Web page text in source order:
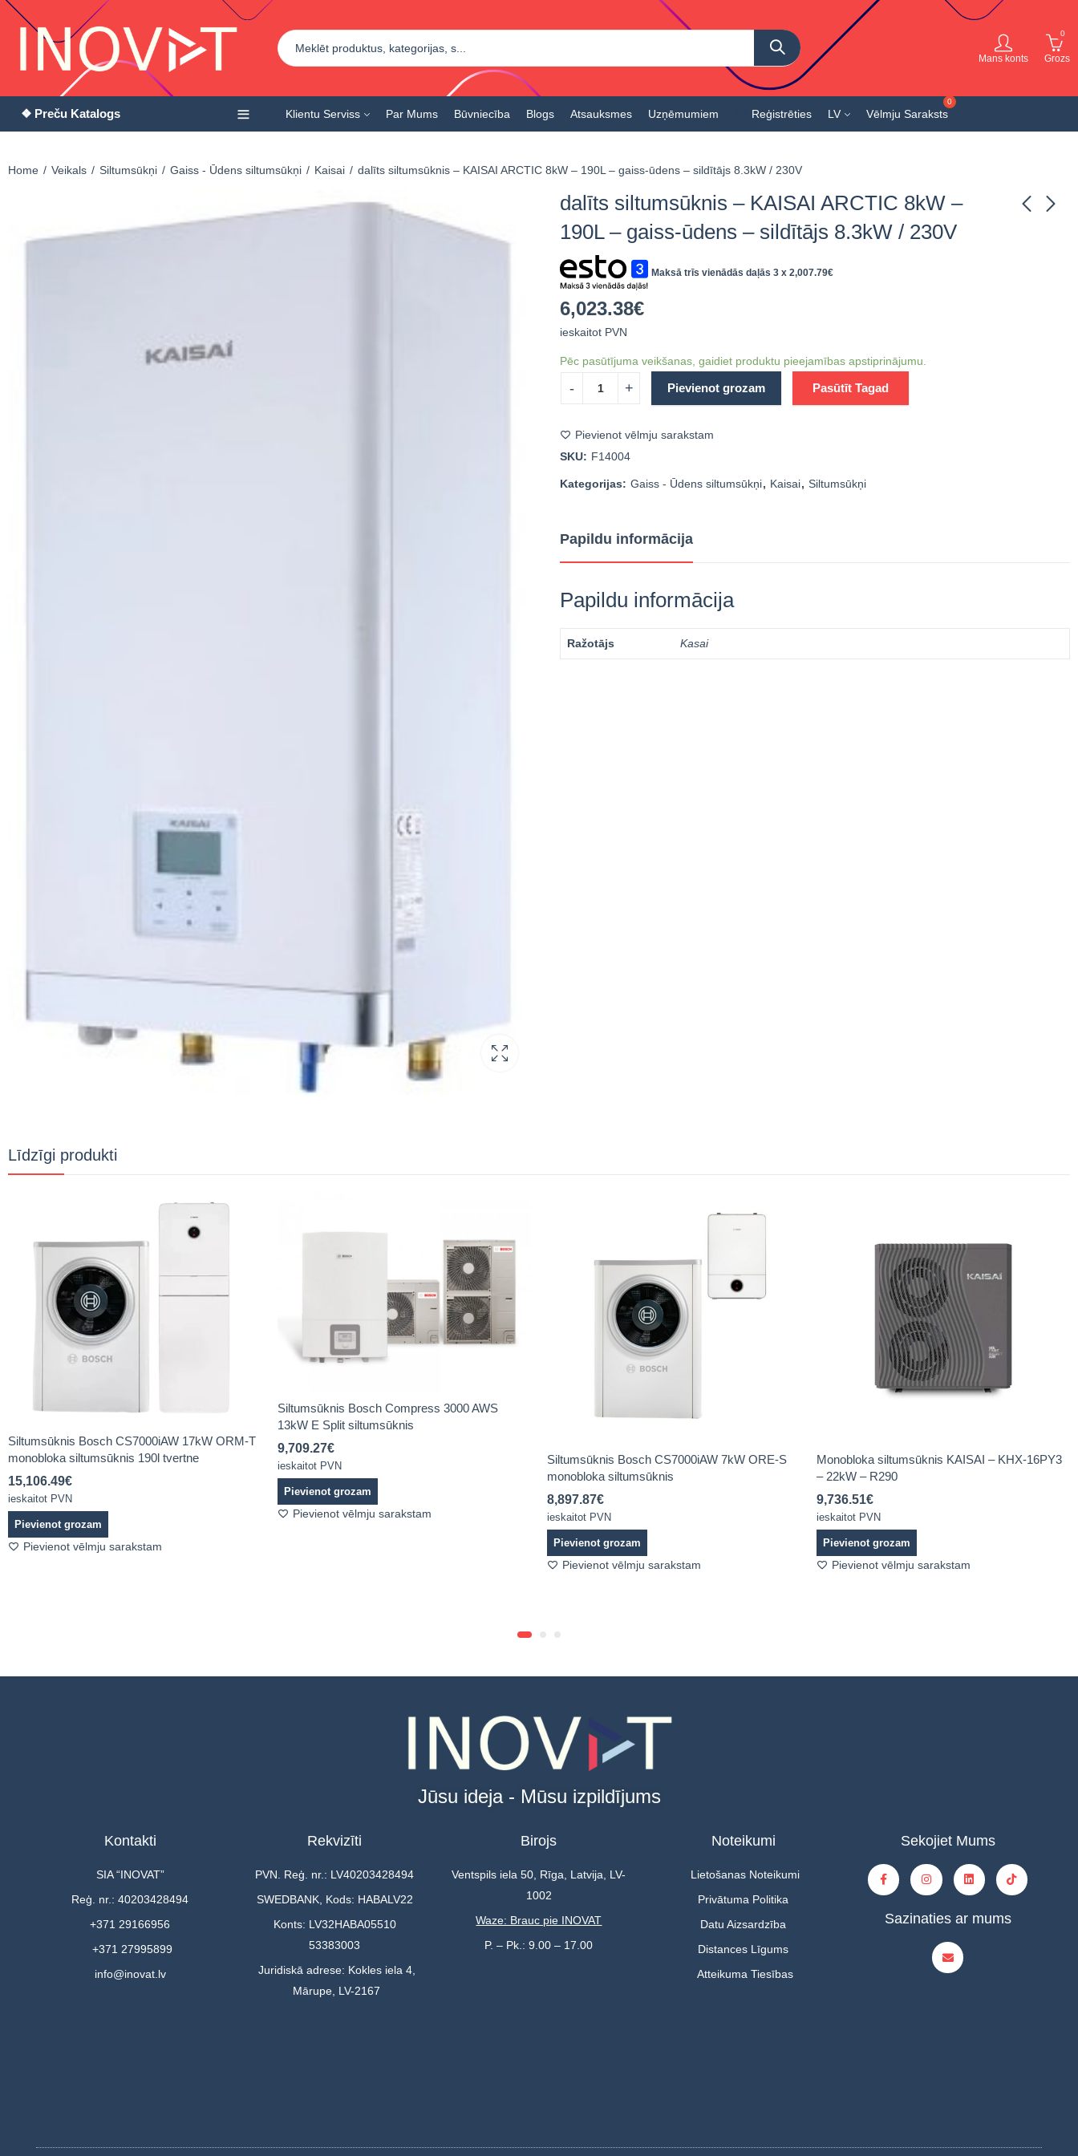
Mans konts
0
Grozs
❖ Preču Katalogs Klientu Serviss Par Mums Būvniecība Blogs Atsauksmes Uzņēmumiem Reģistrēties LV Vēlmju Saraksts
Home Veikals Siltumsūkņi Gaiss - Ūdens siltumsūkņi Kaisai dalīts siltumsūknis – KAISAI ARCTIC 8kW – 190L – gaiss-ūdens – sildītājs 8.3kW / 230V
dalīts siltumsūknis – KAISAI ARCTIC 8kW –
190L – gaiss-ūdens – sildītājs 8.3kW / 230V
Maksā trīs vienādās daļās 3 x 2,007.79€
6,023.38€
ieskaitot PVN
Pēc pasūtījuma veikšanas, gaidiet produktu pieejamības apstiprinājumu.
Pievienot grozam Pasūtīt Tagad
Pievienot vēlmju sarakstam
SKU: F14004
Kategorijas: Gaiss - Ūdens siltumsūkņi, Kaisai, Siltumsūkņi
Papildu informācija
Papildu informācija
Ražotājs Kasai
Līdzīgi produkti
Siltumsūknis Bosch CS7000iAW 17kW ORM-T
monobloka siltumsūknis 190l tvertne
15,106.49€
ieskaitot PVN
Pievienot grozam
Pievienot vēlmju sarakstam
Siltumsūknis Bosch Compress 3000 AWS
13kW E Split siltumsūknis
9,709.27€
ieskaitot PVN
Pievienot grozam
Pievienot vēlmju sarakstam
Siltumsūknis Bosch CS7000iAW 7kW ORE-S
monobloka siltumsūknis
8,897.87€
ieskaitot PVN
Pievienot grozam
Pievienot vēlmju sarakstam
Monobloka siltumsūknis KAISAI – KHX-16PY3
– 22kW – R290
9,736.51€
ieskaitot PVN
Pievienot grozam
Pievienot vēlmju sarakstam
Jūsu ideja - Mūsu izpildījums
Kontakti
SIA “INOVAT”
Reģ. nr.: 40203428494
+371 29166956
+371 27995899
info@inovat.lv
Rekvizīti
PVN. Reģ. nr.: LV40203428494
SWEDBANK, Kods: HABALV22
Konts: LV32HABA05510
53383003
Juridiskā adrese: Kokles iela 4,
Mārupe, LV-2167
Birojs
Ventspils iela 50, Rīga, Latvija, LV-
1002
Waze: Brauc pie INOVAT
P. – Pk.: 9.00 – 17.00
Noteikumi
Lietošanas Noteikumi
Privātuma Politika
Datu Aizsardzība
Distances Līgums
Atteikuma Tiesības
Sekojiet Mums
Sazinaties ar mums